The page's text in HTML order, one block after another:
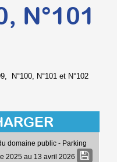
N°101
N°100, N°101 et N°102
domaine public - Parking
2025 au 13 avril 2026